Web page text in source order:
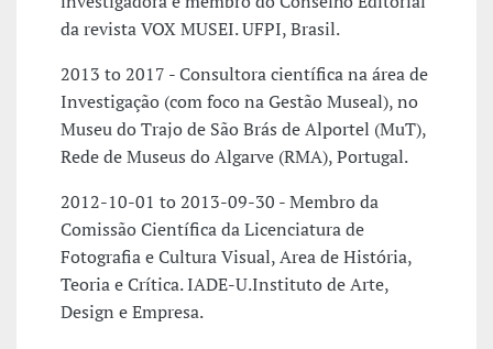
da revista VOX MUSEI. UFPI, Brasil.
2013 to 2017 - Consultora científica na área de
Investigação (com foco na Gestão Museal), no
Museu do Trajo de São Brás de Alportel (MuT),
Rede de Museus do Algarve (RMA), Portugal.
2012-10-01 to 2013-09-30 - Membro da
Comissão Científica da Licenciatura de
Fotografia e Cultura Visual, Area de História,
Teoria e Crítica. IADE-U.Instituto de Arte,
Design e Empresa.